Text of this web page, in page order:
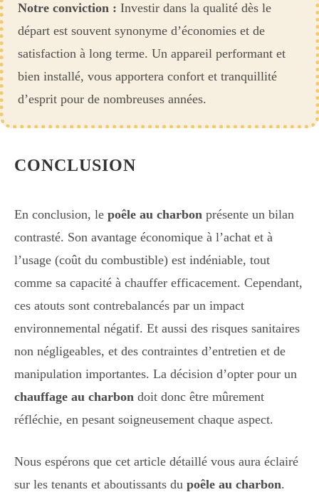
Notre conviction : Investir dans la qualité dès le
départ est souvent synonyme d’économies et de
satisfaction à long terme. Un appareil performant et
bien installé, vous apportera confort et tranquillité
d’esprit pour de nombreuses années.
CONCLUSION
En conclusion, le poêle au charbon présente un bilan
contrasté. Son avantage économique à l’achat et à
l’usage (coût du combustible) est indéniable, tout
comme sa capacité à chauffer efficacement. Cependant,
ces atouts sont contrebalancés par un impact
environnemental négatif. Et aussi des risques sanitaires
non négligeables, et des contraintes d’entretien et de
manipulation importantes. La décision d’opter pour un
chauffage au charbon doit donc être mûrement
réfléchie, en pesant soigneusement chaque aspect.
Nous espérons que cet article détaillé vous aura éclairé
sur les tenants et aboutissants du poêle au charbon.